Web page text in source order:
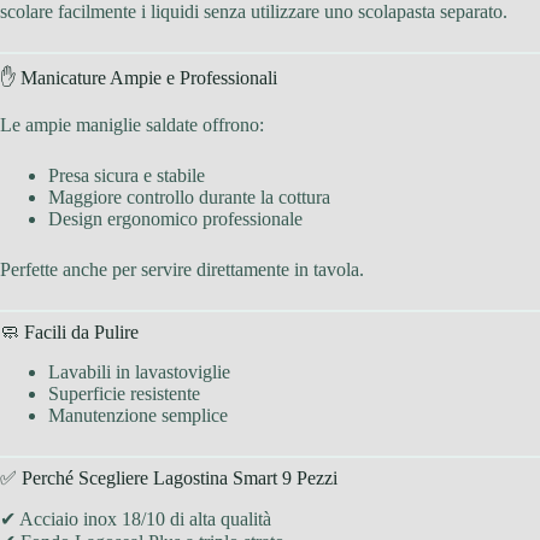
scolare facilmente i liquidi senza utilizzare uno scolapasta separato.
✋ Manicature Ampie e Professionali
Le ampie maniglie saldate offrono:
Presa sicura e stabile
Maggiore controllo durante la cottura
Design ergonomico professionale
Perfette anche per servire direttamente in tavola.
🧼 Facili da Pulire
Lavabili in lavastoviglie
Superficie resistente
Manutenzione semplice
✅ Perché Scegliere Lagostina Smart 9 Pezzi
✔ Acciaio inox 18/10 di alta qualità